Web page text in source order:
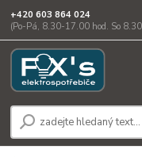
+420 603 864 024
(Po-Pá, 8.30-17.00 hod. So